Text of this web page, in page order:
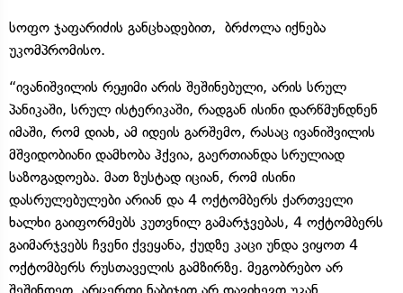
სოფო ჯაფარიძის განცხადებით, ბრძოლა იქნება
უკომპრომისო.
“ივანიშვილის რეჟიმი არის შეშინებული, არის სრულ
პანიკაში, სრულ ისტერიკაში, რადგან ისინი დარწმუნდნენ
იმაში, რომ დიახ, ამ იდეის გარშემო, რასაც ივანიშვილის
მშვიდობიანი დამხობა ჰქვია, გაერთიანდა სრულიად
საზოგადოება. მათ ზუსტად იციან, რომ ისინი
დასრულებულები არიან და 4 ოქტომბერს ქართველი
ხალხი გაიფორმებს კუთვნილ გამარჯვებას, 4 ოქტომბერს
გაიმარჯვებს ჩვენი ქვეყანა, ქუდზე კაცი უნდა ვიყოთ 4
ოქტომბერს რუსთაველის გამზირზე. მეგობრებო არ